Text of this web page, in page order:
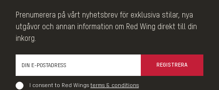
Prenumerera på vårt nyhetsbrev för exklusiva stilar, nya
utgåvor och annan information om Red Wing direkt till din
inkorg.
REGISTRERA
I consent to Red Wings terms & conditions